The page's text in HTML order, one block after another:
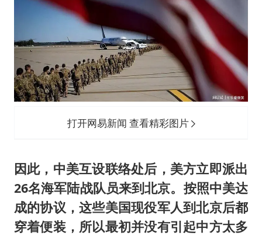
打开网易新闻 查看精彩图片
因此，中美互设联络处后，美方立即派出
26名海军陆战队员来到北京。按照中美达
成的协议，这些美国现役军人到北京后都
穿着便装，所以最初并没有引起中方太多